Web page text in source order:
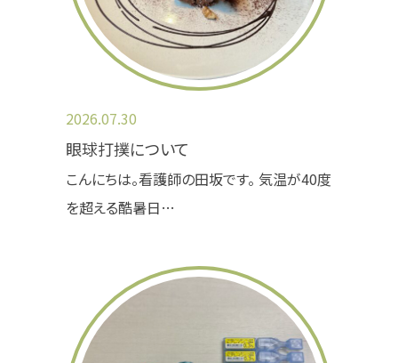
2025.07.03
夏季休業のコンタクトレンズ発注について
《8/4(月)～8/9(土)にご注文を希望される方》
夏季休業の為、休み明け8/18(月)に発注を致し
ますので、8/18(月)より１週間後以降(8/25以降)
の受け取りとなります。
までのご注文をお願い致します。
8/2(土)までは通常通り１週間後以降の受け取り
になります。
※お急ぎの方は早めのご注文をお願い致します。
2026.07.30
眼球打撲について
こんにちは。看護師の田坂です。 気温が40度
を超える酷暑日…